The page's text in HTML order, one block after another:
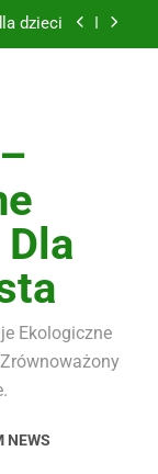
dzieci
dzieci
komplet
Ekologiczne
NEWS